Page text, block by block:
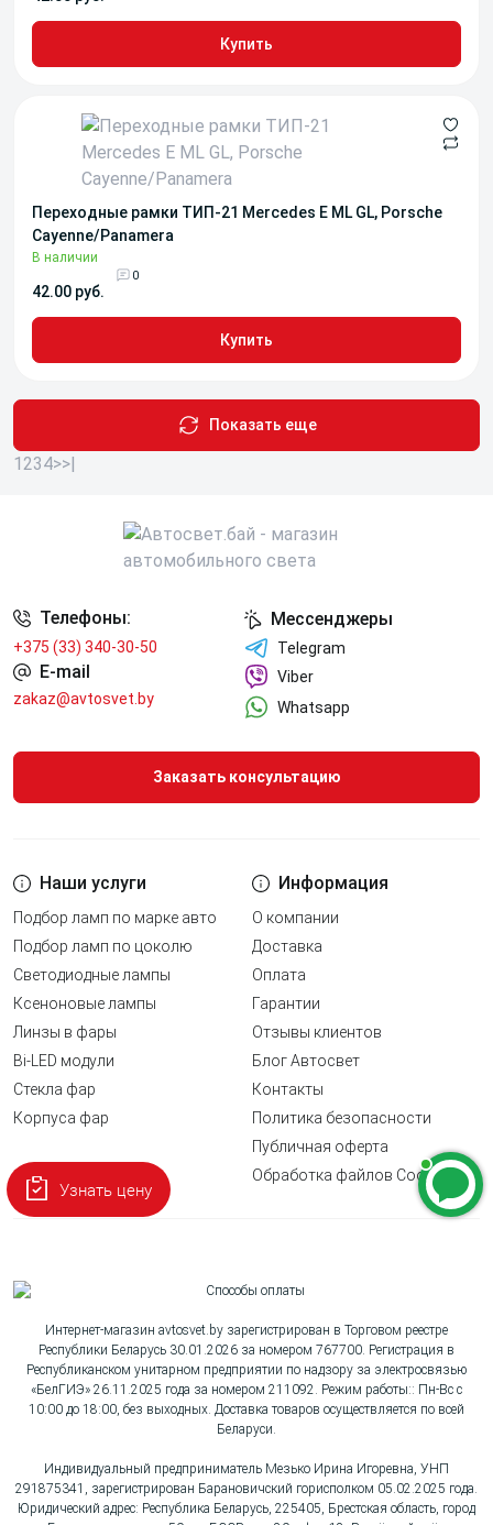
Купить
Переходные рамки ТИП-21 Mercedes E ML GL, Porsche
Cayenne/Panamera
В наличии
0
42.00 руб.
Купить
Показать еще
1 234>>|
Телефоны:
+375 (33) 340-30-50
E-mail
zakaz@avtosvet.by
Мессенджеры
Telegram
Viber
Whatsapp
Заказать консультацию
Наши услуги
Подбор ламп по марке авто
Подбор ламп по цоколю
Светодиодные лампы
Ксеноновые лампы
Линзы в фары
Bi-LED модули
Стекла фар
Корпуса фар
Информация
О компании
Доставка
Оплата
Гарантии
Отзывы клиентов
Блог Автосвет
Контакты
Политика безопасности
Публичная оферта
Обработка файлов Cookie
Интернет-магазин avtosvet.by зарегистрирован в Торговом реестре
Республики Беларусь 30.01.2026 за номером 767700. Регистрация в
Республиканском унитарном предприятии по надзору за электросвязью
«БелГИЭ» 26.11.2025 года за номером 211092. Режим работы:: Пн-Вс с
10:00 до 18:00, без выходных. Доставка товаров осуществляется по всей
Беларуси.
Индивидуальный предприниматель Мезько Ирина Игоревна, УНП
291875341, зарегистрирован Барановичский горисполком 05.02.2025 года.
Юридический адрес: Республика Беларусь, 225405, Брестская область, город
Узнать цену